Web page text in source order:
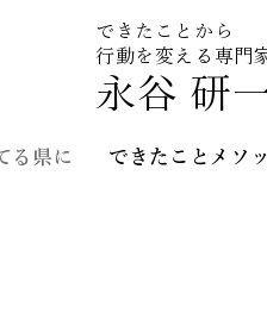
​できたことから
行動を変える専門
永谷 研
る県に できたことメソ